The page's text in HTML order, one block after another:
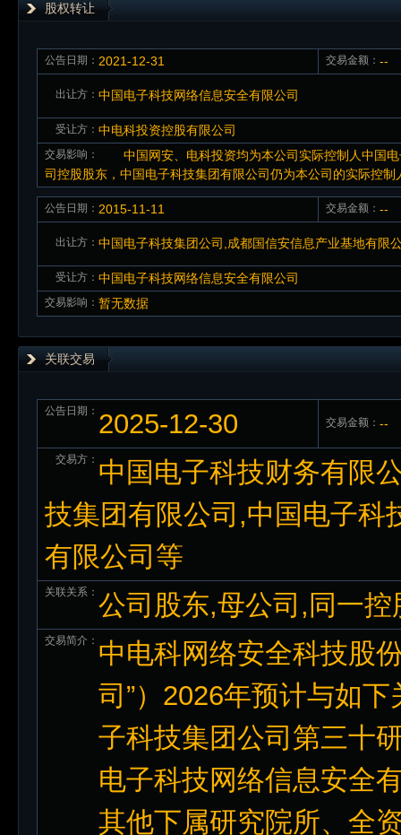
股权转让
公告日期： 2021-12-31 交易金额： --
出让方： 中国电子科技网络信息安全有限公司
受让方： 中电科投资控股有限公司
交易影响：
中国网安、电科投资均为本公司实际控制人中国电
司控股股东，中国电子科技集团有限公司仍为本公司的实际控
公告日期： 2015-11-11 交易金额： --
出让方： 中国电子科技集团公司,成都国信安信息产业基地有限
受让方： 中国电子科技网络信息安全有限公司
交易影响： 暂无数据
关联交易
公告日期： 2025-12-30 交易金额： --
交易方： 中国电子科技财务有限
技集团有限公司,中国电子科
有限公司等
关联关系： 公司股东,母公司,同一
交易简介： 中电科网络安全科技股
司”）2026年预计与如
子科技集团公司第三十
电子科技网络信息安全
其他下属研究院所、全